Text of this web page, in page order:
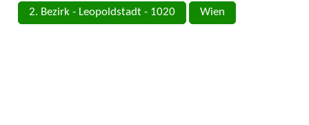
2. Bezirk - Leopoldstadt - 1020 Wien